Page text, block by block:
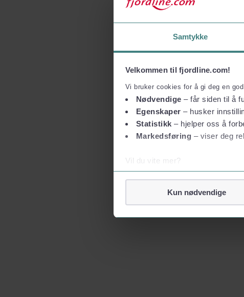
Samtykke
Velkommen til fjordline.com!
Vi bruker cookies for å gi deg en
Nødvendige – får siden til å
Egenskaper – husker
Statistikk – hjelper oss å
Markedsføring – viser deg
Vil du vite mer?
Om informasjonskapsler
Kun nødvendige